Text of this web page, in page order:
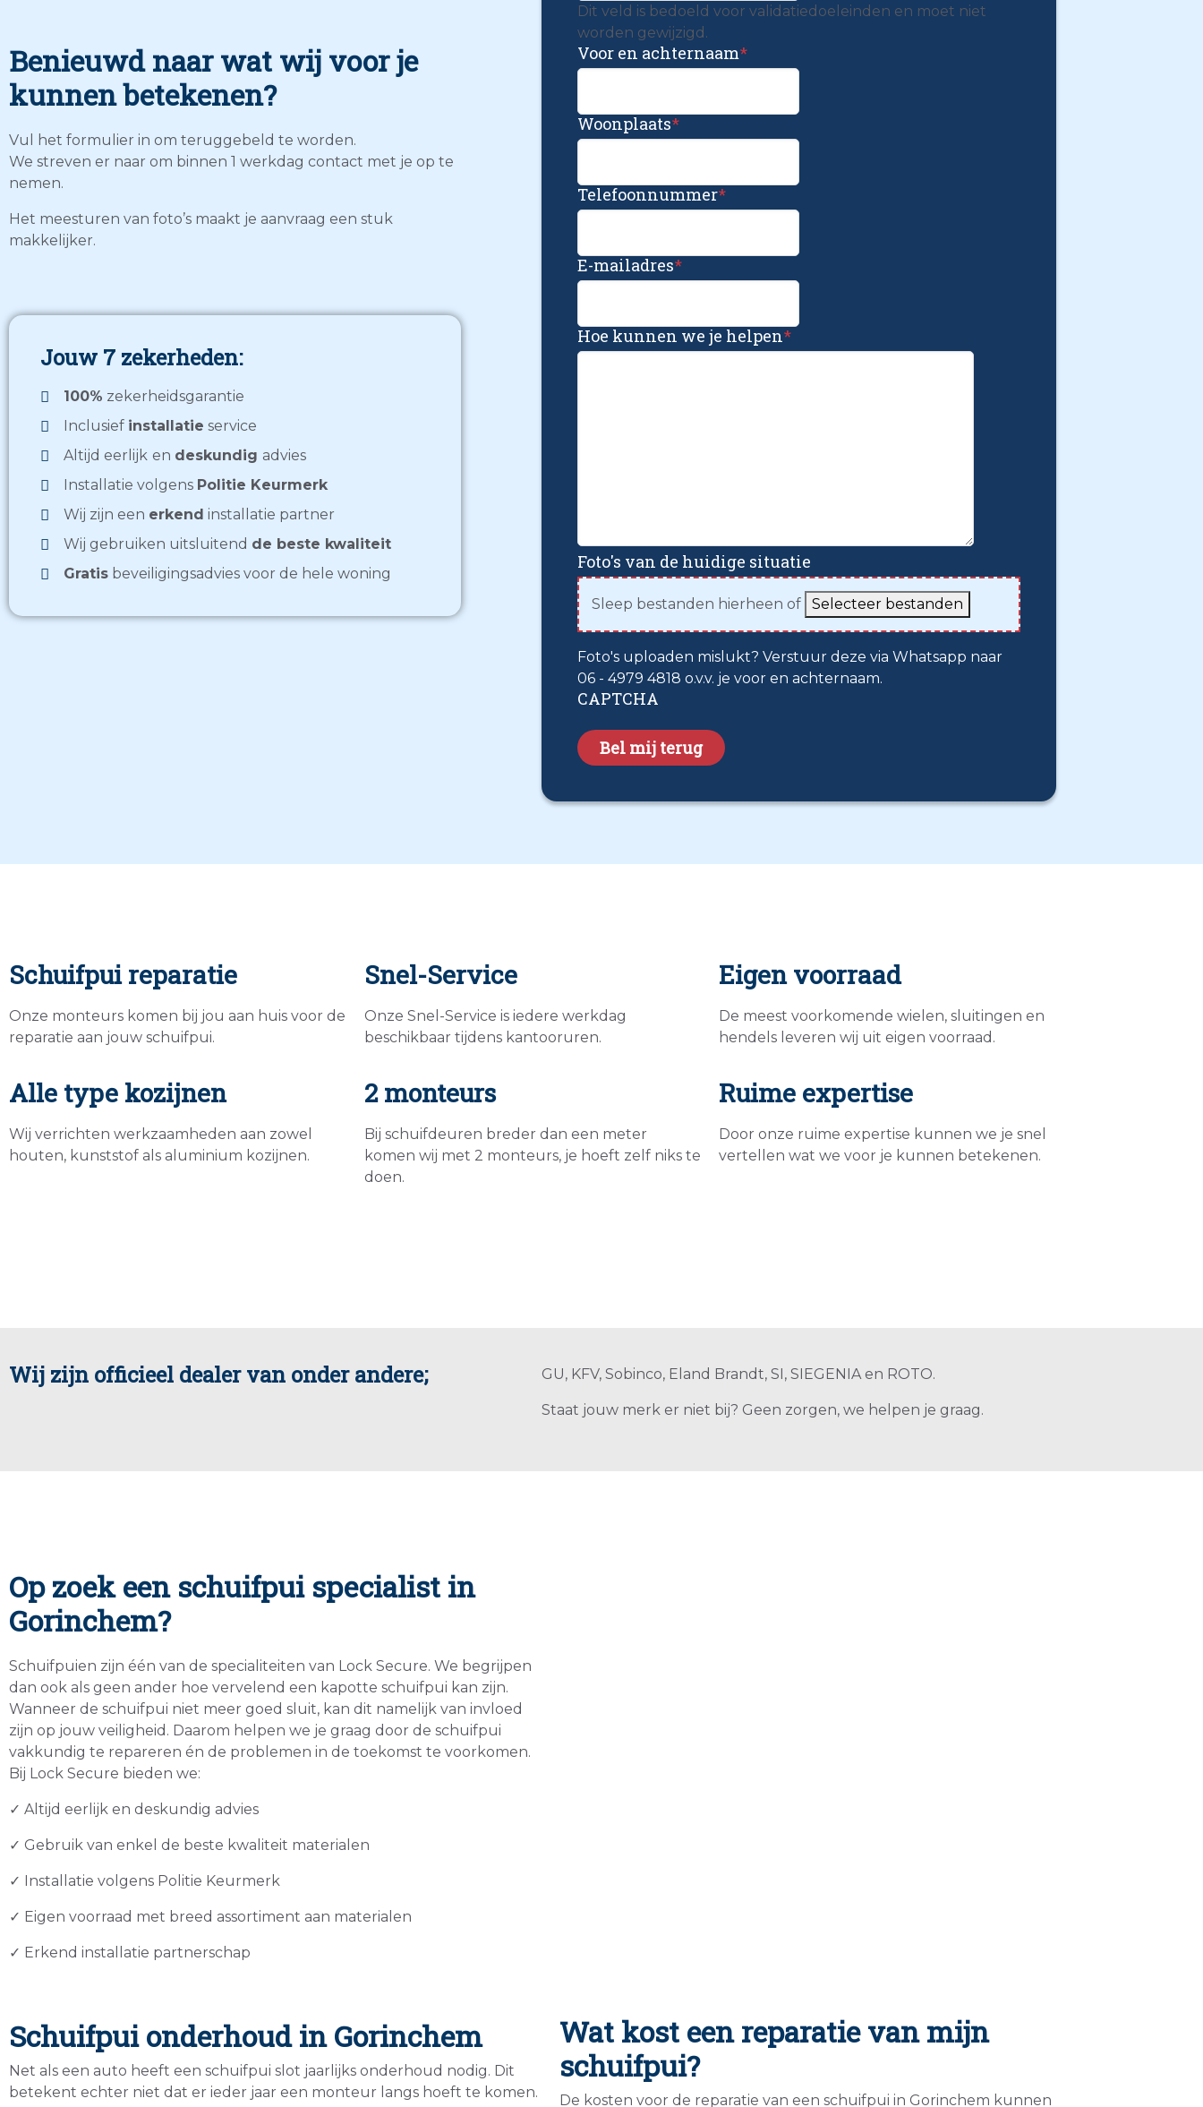
Benieuwd naar wat wij voor je
kunnen betekenen?
Vul het formulier in om teruggebeld te worden.
We streven er naar om binnen 1 werkdag contact met je op te
nemen.
Het meesturen van foto’s maakt je aanvraag een stuk
makkelijker.
Jouw 7 zekerheden:
100% zekerheidsgarantie
Inclusief installatie service
Altijd eerlijk en deskundig advies
Installatie volgens Politie Keurmerk
Wij zijn een erkend installatie partner
Wij gebruiken uitsluitend de beste kwaliteit
Gratis beveiligingsadvies voor de hele woning
Dit veld is bedoeld voor validatiedoeleinden en moet niet
worden gewijzigd.
Voor en achternaam*
Woonplaats*
Telefoonnummer*
E-mailadres*
Hoe kunnen we je helpen*
Foto's van de huidige situatie
Sleep bestanden hierheen of Selecteer bestanden
Foto's uploaden mislukt? Verstuur deze via Whatsapp naar
06 - 4979 4818 o.v.v. je voor en achternaam.
CAPTCHA
Schuifpui reparatie
Onze monteurs komen bij jou aan huis voor de
reparatie aan jouw schuifpui.
Snel-Service
Onze Snel-Service is iedere werkdag
beschikbaar tijdens kantooruren.
Eigen voorraad
De meest voorkomende wielen, sluitingen en
hendels leveren wij uit eigen voorraad.
Alle type kozijnen
Wij verrichten werkzaamheden aan zowel
houten, kunststof als aluminium kozijnen.
2 monteurs
Bij schuifdeuren breder dan een meter
komen wij met 2 monteurs, je hoeft zelf niks te
doen.
Ruime expertise
Door onze ruime expertise kunnen we je snel
vertellen wat we voor je kunnen betekenen.
Wij zijn officieel dealer van onder andere; GU, KFV, Sobinco, Eland Brandt, SI, SIEGENIA en ROTO.
Staat jouw merk er niet bij? Geen zorgen, we helpen je graag.
Op zoek een schuifpui specialist in
Gorinchem?
Schuifpuien zijn één van de specialiteiten van Lock Secure. We begrijpen
dan ook als geen ander hoe vervelend een kapotte schuifpui kan zijn.
Wanneer de schuifpui niet meer goed sluit, kan dit namelijk van invloed
zijn op jouw veiligheid. Daarom helpen we je graag door de schuifpui
vakkundig te repareren én de problemen in de toekomst te voorkomen.
Bij Lock Secure bieden we:
✓ Altijd eerlijk en deskundig advies
✓ Gebruik van enkel de beste kwaliteit materialen
✓ Installatie volgens Politie Keurmerk
✓ Eigen voorraad met breed assortiment aan materialen
✓ Erkend installatie partnerschap
Schuifpui onderhoud in Gorinchem
Net als een auto heeft een schuifpui slot jaarlijks onderhoud nodig. Dit
betekent echter niet dat er ieder jaar een monteur langs hoeft te komen.
Wat kost een reparatie van mijn
schuifpui?
De kosten voor de reparatie van een schuifpui in Gorinchem kunnen